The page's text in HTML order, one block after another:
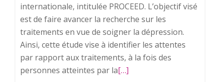
internationale, intitulée PROCEED. L’objectif visé
est de faire avancer la recherche sur les
traitements en vue de soigner la dépression.
Ainsi, cette étude vise à identifier les attentes
par rapport aux traitements, à la fois des
personnes atteintes par laEn
[…]